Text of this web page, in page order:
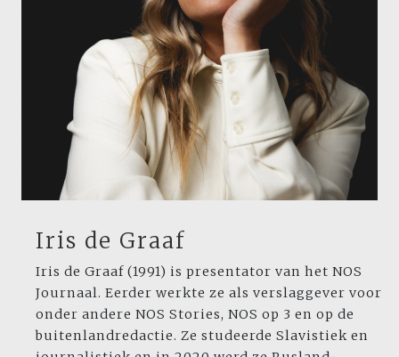
Iris de Graaf
Iris de Graaf (1991) is presentator van het NOS
Journaal. Eerder werkte ze als verslaggever voor
onder andere NOS Stories, NOS op 3 en op de
buitenlandredactie. Ze studeerde Slavistiek en